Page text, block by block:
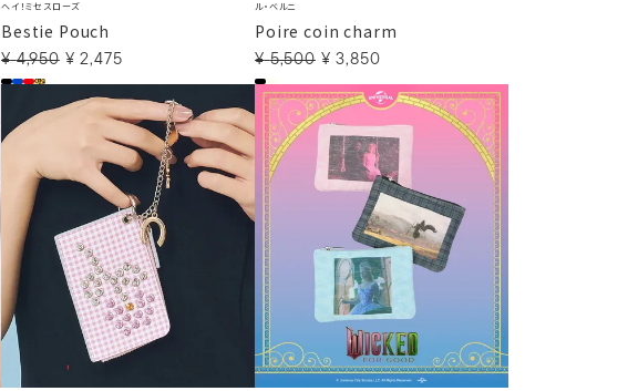
ヘイ！ミセスローズ
Bestie Pouch
¥ 4,950 ¥ 2,475
ル・ベルニ
Poire coin charm
¥ 5,500 ¥ 3,850